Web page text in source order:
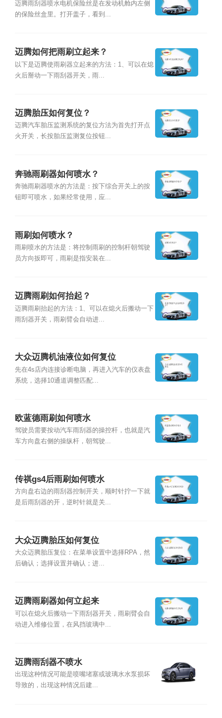
置？
迈腾雨刮器喷水电机保险丝是在发动机舱内左侧
的保险丝盒里。打开盖子，看到...
迈腾如何把雨刷立起来？
以下是迈腾使雨刷器立起来的方法：1、可以在熄
火后掰动一下雨刮器开关，雨...
迈腾胎压如何复位？
迈腾汽车胎压监测系统的复位方法为首先打开点
火开关，长按胎压监测复位按钮...
奔驰雨刷器如何喷水？
奔驰雨刷器喷水的方法是：按下综合开关上的按
钮即可喷水，如果经常使用，应...
雨刷如何喷水？
雨刷喷水的方法是：将控制雨刷的控制杆朝驾驶
员方向扳即可，雨刷是指安装在...
迈腾雨刷如何抬起？
迈腾雨刷抬起的方法：1、可以在熄火后搬动一下
雨刮器开关，雨刷臂会自动进...
大众迈腾机油液位如何复位
先在4s店内连接诊断电脑，再进入汽车的仪表盘
系统，选择10通道调整匹配...
欧蓝德雨刷如何喷水
驾驶员需要按动汽车雨刮器的操控杆，也就是汽
车方向盘右侧的操纵杆，朝驾驶...
传祺gs4后雨刷如何喷水
方向盘右边的雨刮器控制开关，顺时针拧一下就
是后雨刮器的开，逆时针就是关...
大众迈腾胎压如何复位
大众迈腾胎压复位：在菜单设置中选择RPA，然
后确认；选择设置并确认；进...
迈腾雨刷器如何立起来
可以在熄火后搬动一下雨刮器开关，雨刷臂会自
动进入维修位置，在风挡玻璃中...
迈腾雨刮器不喷水
出现这种情况可能是喷嘴堵塞或玻璃水水泵损坏
导致的，出现这种情况后建...